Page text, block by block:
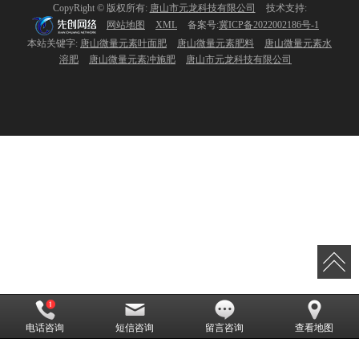
CopyRight © 版权所有: 唐山市元龙科技有限公司
技术支持:
网站地图
XML 备案号:冀ICP备2022002186号-1
本站关键字: 唐山微量元素叶面肥 唐山微量元素肥料
唐山微量元素水
溶肥
唐山微量元素冲施肥 唐山市元龙科技有限公司
电话咨询 短信咨询 留言咨询 查看地图